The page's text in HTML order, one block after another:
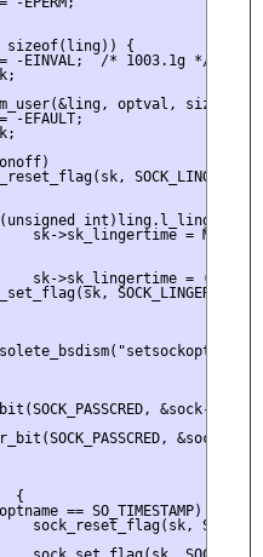
sizeof(ling)) {
-EINVAL;  /* 1003.1g */
optval,
-EFAULT;
SOCK_LINGER);
int)ling.l_linger >=
sk->sk_lingertime =
sk->sk_lingertime =
SOCK_LINGER);
&sock-
&sock-
{
== SO_TIMESTAMP)
sock_reset_flag(sk,